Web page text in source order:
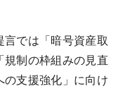
では「暗号資産取
制の枠組みの見直
の支援強化」に向け